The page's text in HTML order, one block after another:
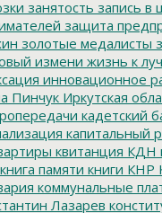
занятость запись в
защита
золотые медалисты
измени жизнь к
инновационное
Пинчук Иркутская
кадетский
капитальный
квитанция КДН
книга памяти книги КНР
коммунальные
Лазарев